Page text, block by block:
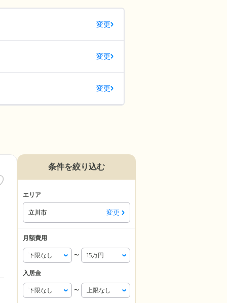
変更
変更
変更
条件を絞り込む
エリア
立川市 変更
月額費用
〜
入居金
〜